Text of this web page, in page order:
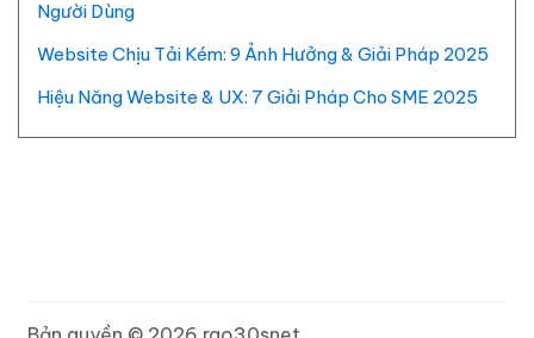
Người Dùng
Website Chịu Tải Kém: 9 Ảnh Hưởng & Giải Pháp 2025
Hiệu Năng Website & UX: 7 Giải Pháp Cho SME 2025